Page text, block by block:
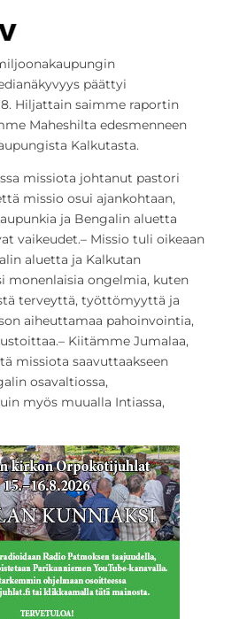
päättyi
Hiljattain saimme raportin
Maheshilta edesmenneen
Kalkutasta.
missiota johtanut pastori
missio osui ajankohtaan,
ja Bengalin aluetta
vaikeudet.– Missio tuli oikeaan
aluetta ja Kalkutan
monenlaisia ongelmia, kuten
terveyttä, työttömyyttä ja
aiheuttamaa pahoinvointia,
Kiitämme Jumalaa,
missiota saavuttaakseen
osavaltiossa,
myös muualla Intiassa,